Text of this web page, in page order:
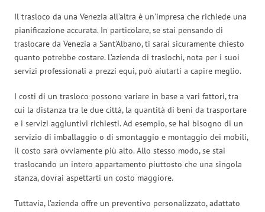
Il trasloco da una Venezia all’altra è un’impresa che richiede una
pianificazione accurata. In particolare, se stai pensando di
traslocare da Venezia a Sant’Albano, ti sarai sicuramente chiesto
quanto potrebbe costare. L’azienda di traslochi, nota per i suoi
servizi professionali a prezzi equi, può aiutarti a capire meglio.
I costi di un trasloco possono variare in base a vari fattori, tra
cui la distanza tra le due città, la quantità di beni da trasportare
e i servizi aggiuntivi richiesti. Ad esempio, se hai bisogno di un
servizio di imballaggio o di smontaggio e montaggio dei mobili,
il costo sarà ovviamente più alto. Allo stesso modo, se stai
traslocando un intero appartamento piuttosto che una singola
stanza, dovrai aspettarti un costo maggiore.
Tuttavia, l’azienda offre un preventivo personalizzato, adattato